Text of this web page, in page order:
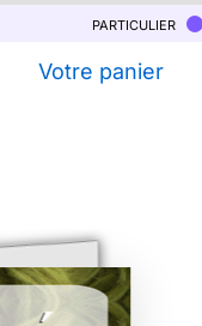
particulier
Votre panier